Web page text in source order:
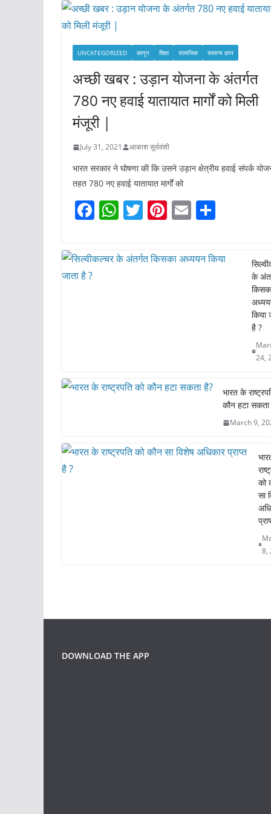
UNCATEGORIZED कानून शिक्षा सामाजिक सामान्य ज्ञान
अच्छी खबर : उड़ान योजना के अंतर्गत
780 नए हवाई यातायात मार्गों को मिली
मंजूरी |
July 31, 2021 आकाश सूर्यवंशी
भारत सरकार ने घोषणा की कि उसने उड़ान क्षेत्रीय हवाई संपर्क
तहत 780 नए हवाई यातायात मार्गों को
F
e
W
at
s
T
itt
er
Pi
e
E
l e
के
किया
है ?
24,
भारत के
कौन हटा सकता
March 9,
को
सा
8,
DOWNLOAD THE APP